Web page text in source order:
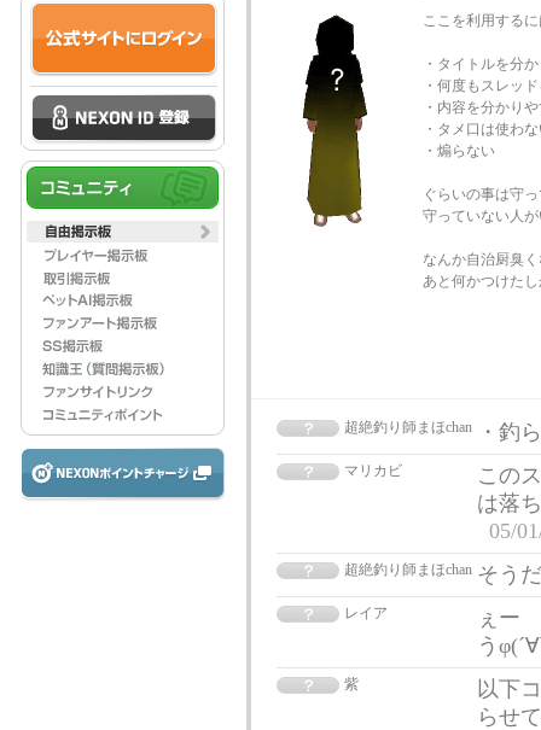
ここを利用する
・タイトルを分
・何度もスレッ
・内容を分かり
・タメ口は使わ
・煽らない
ぐらいの事は守
守っていない人
なんか自治厨臭
あと何かつけた
超絶釣り師まほchan ・釣
マリカビ
この
は落
05/
超絶釣り師まほchan そう
レイア
ぇー
う
紫
以下
らせ